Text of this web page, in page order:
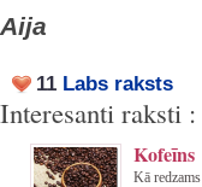
Aija
11 Labs raksts
Interesanti raksti :
Kofeīns
Kā